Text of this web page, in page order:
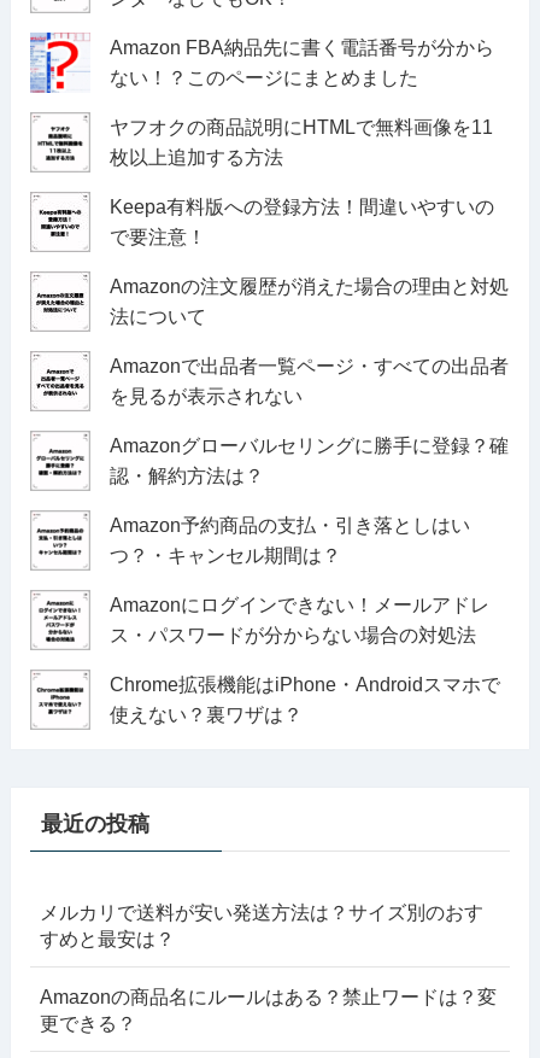
Amazon FBA納品先に書く電話番号が分から
ない！？このページにまとめました
ヤフオクの商品説明にHTMLで無料画像を11
枚以上追加する方法
Keepa有料版への登録方法！間違いやすいの
で要注意！
Amazonの注文履歴が消えた場合の理由と対処
法について
Amazonで出品者一覧ページ・すべての出品者
を見るが表示されない
Amazonグローバルセリングに勝手に登録？確
認・解約方法は？
Amazon予約商品の支払・引き落としはい
つ？・キャンセル期間は？
Amazonにログインできない！メールアドレ
ス・パスワードが分からない場合の対処法
Chrome拡張機能はiPhone・Androidスマホで
使えない？裏ワザは？
最近の投稿
メルカリで送料が安い発送方法は？サイズ別のおす
すめと最安は？
Amazonの商品名にルールはある？禁止ワードは？変
更できる？